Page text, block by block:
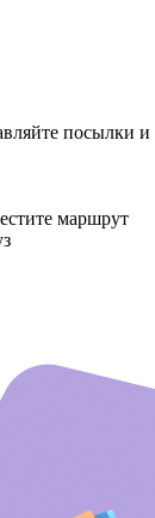
посылки
маршрут